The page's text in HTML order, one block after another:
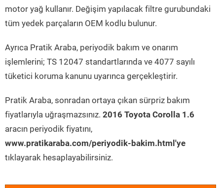
motor yağ kullanır. Değişim yapılacak filtre gurubundaki
tüm yedek parçaların OEM kodlu bulunur.
Ayrıca Pratik Araba, periyodik bakım ve onarım
işlemlerini; TS 12047 standartlarında ve 4077 sayılı
tüketici koruma kanunu uyarınca gerçekleştirir.
Pratik Araba, sonradan ortaya çıkan sürpriz bakım
fiyatlarıyla uğraşmazsınız. 2016 Toyota Corolla 1.6
aracın periyodik fiyatını,
www.pratikaraba.com/periyodik-bakim.html'ye
tıklayarak hesaplayabilirsiniz.